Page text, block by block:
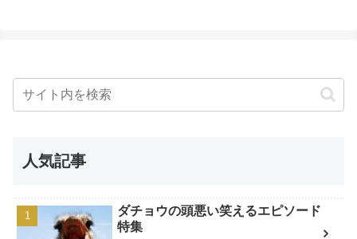
人気記事
ダチョウの頭悪い笑えるエピソード
特集